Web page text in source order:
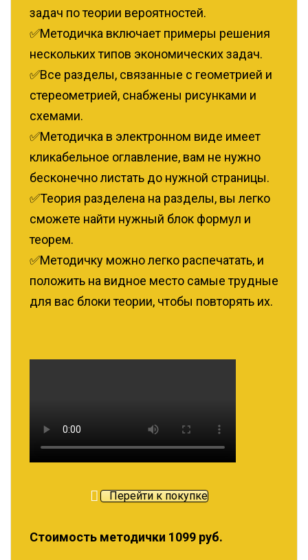
задач по теории вероятностей.
‌✅Методичка включает примеры решения
нескольких типов экономических задач.
✅Все разделы, связанные с геометрией и
стереометрией, снабжены рисунками и
схемами.
✅Методичка в электронном виде имеет
кликабельное оглавление, вам не нужно
бесконечно листать до нужной страницы.
✅Теория разделена на разделы, вы легко
сможете найти нужный блок формул и
теорем.
✅Методичку можно легко распечатать, и
положить на видное место самые трудные
для вас блоки теории, чтобы повторять их.
Перейти к покупке
Стоимость методички 1099 руб.